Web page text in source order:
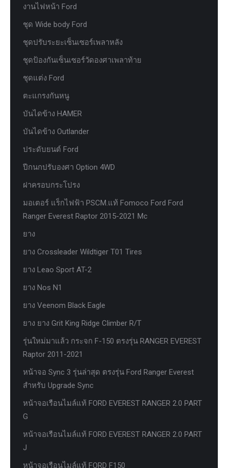
งานไฟหน้า Ford
ชุด Wide body Ford
ชุดปรับระยะเซ็นเซอร์เพลาหลัง
ชุดป้องกันเซ็นเซอร์วัดองศาเพลาท้าย
ชุดแต่ง Ford
ตะแกรงกันหนู
บันไดข้าง HAMER
บันไดข้าง Outlander
ประดับยนต์ Ford
ปีกนกปรับองศา Option 4WD
ฝาครอบกระโปรง
มอเตอร์ แร็กไฟฟ้า PSCM.แท้ Fomoco Ford Ford
Ranger Everest Raptor 2015-2021 Mc
ยาง
ยาง Crossleader Wildtiger T01 Tires
ยาง Leao Sport AT-2
ยาง Nos N1
ยาง Veenom Black Eagle
ยาง ยาง Grit King Ridge Climber R/T
รุ่นใหม่มาแล้ว กระจก F-150 ตรงรุ่น RANGER EVEREST
Raptor 2011-2021
หน้าจอ Sync 3 รุ่นล่าสุด ตรงรุ่น Ford Ranger Everest
สำหรับ Upgrade Sync
หน้าจอเรือนไมล์แท้ FORD EVEREST RANGER 2.0 PART
G
หน้าจอเรือนไมล์แท้ FORD EVEREST RANGER 2.0 PART
J
หน้าจอเรือนไมล์แท้ FORD F150